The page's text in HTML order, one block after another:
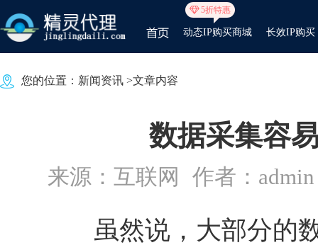
5折特惠
动态IP购买商城 长效IP购买
您的位置： 新闻资讯 >文章内容
数据采集容
来源：互联网 作者：admin
虽然说，大部分的数